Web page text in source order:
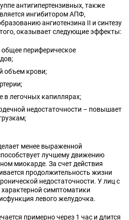
антигипертензивных, также
ингибитором АПФ,
ангиотензина II и синтезу
оказывает следующие эффекты:
периферическое
объем крови;
в легочных капиллярах;
недостаточности – повышает
менее выраженной
лучшему движению
миокарде. За счет действия
продолжительность жизни
недостаточности. У лиц с
симптоматики
левого желудочка.
примерно через 1 час и длится